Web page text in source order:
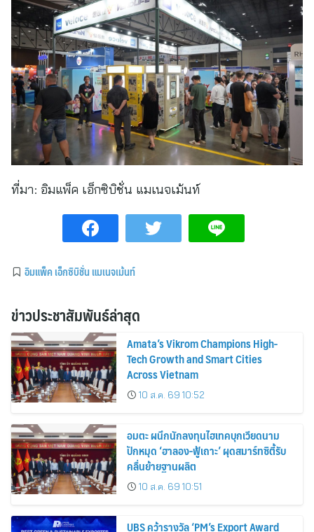
ที่มา: อิมแพ็ค เอ็กซิบิชั่น แมเนจเม้นท์
อิมแพ็ค เอ็กซิบิชั่น แมเนจเม้นท์
ข่าวประชาสัมพันธ์ล่าสุด
Amata’s Vikrom Champions High-
Tech Growth and Smart Cities
Across Vietnam
10 ส.ค. 69 10:52
อมตะ ผนึกนักลงทุนไฮเทคบุกเวียดนาม
ปักหมุด ‘ฮาลอง-ฟู้เถาะ’ ผุดสมาร์ทซิตี้รับ
คลื่นย้ายฐานผลิต
10 ส.ค. 69 10:51
UBS คว้ารางวัล ‘PM’s Export Award